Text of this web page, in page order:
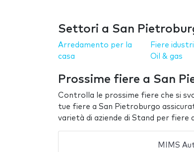
Settori a San
Arredamento per la
casa
Fiere
Oil & gas
Prossime fiere a San
Controlla le prossime fiere che si
tue fiere a San Pietroburgo
varietà di aziende di Stand per fiere
MIMS